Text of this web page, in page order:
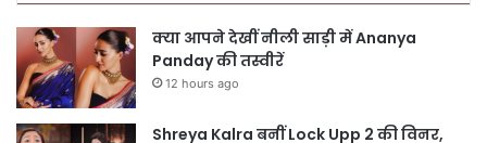
क्या आपने देखीं नीली साड़ी में Ananya
Panday की तस्वीरें
12 hours ago
Shreya Kalra बनीं Lock Upp 2 की विनर,